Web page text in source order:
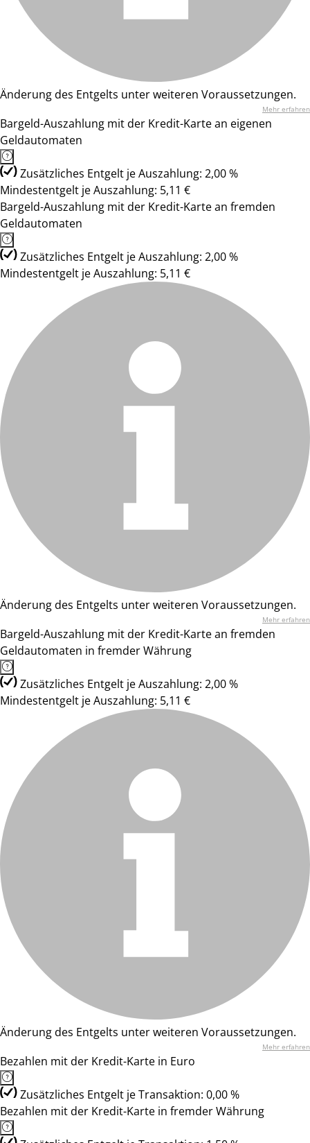
Änderung des Entgelts unter weiteren Voraussetzungen.
Mehr erfahren
Bargeld-Auszahlung mit der Kredit-Karte an eigenen
Geldautomaten
Zusätzliches Entgelt je Auszahlung: 2,00 %
Mindestentgelt je Auszahlung: 5,11 €
Bargeld-Auszahlung mit der Kredit-Karte an fremden
Geldautomaten
Zusätzliches Entgelt je Auszahlung: 2,00 %
Mindestentgelt je Auszahlung: 5,11 €
Änderung des Entgelts unter weiteren Voraussetzungen.
Mehr erfahren
Bargeld-Auszahlung mit der Kredit-Karte an fremden
Geldautomaten in fremder Währung
Zusätzliches Entgelt je Auszahlung: 2,00 %
Mindestentgelt je Auszahlung: 5,11 €
Änderung des Entgelts unter weiteren Voraussetzungen.
Mehr erfahren
Bezahlen mit der Kredit-Karte in Euro
Zusätzliches Entgelt je Transaktion: 0,00 %
Bezahlen mit der Kredit-Karte in fremder Währung